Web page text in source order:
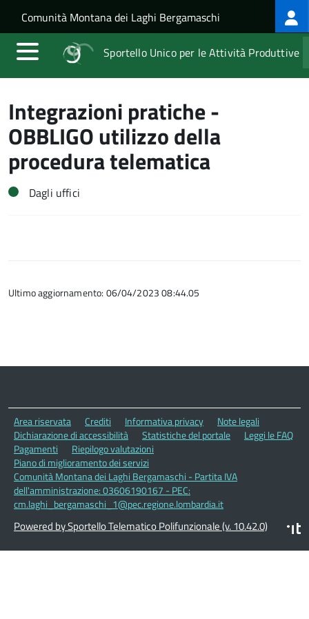
Salta al contenuto principale
Skip to site navigation
Comunità Montana dei Laghi Bergamaschi
Sportello Unico per le Attività Produttive
Integrazioni pratiche -
OBBLIGO utilizzo della
procedura telematica
Dagli uffici
Ultimo aggiornamento: 06/04/2023 08:44.05
Area riservata Crediti Informativa privacy
Note legali
Dichiarazione di accessibilità
Statistiche del portale
Leggi le FAQ
Pagamenti
Riepilogo valutazioni
Piano di miglioramento dei servizi
Comunità Montana dei Laghi Bergamaschi - Partita IVA
dell'amministrazione: 03606190167 - PEC:
cm.laghi_bergamaschi_1@pec.regione.lombardia.it
Powered by Sportello Telematico Polifunzionale (v. 10.42.0)